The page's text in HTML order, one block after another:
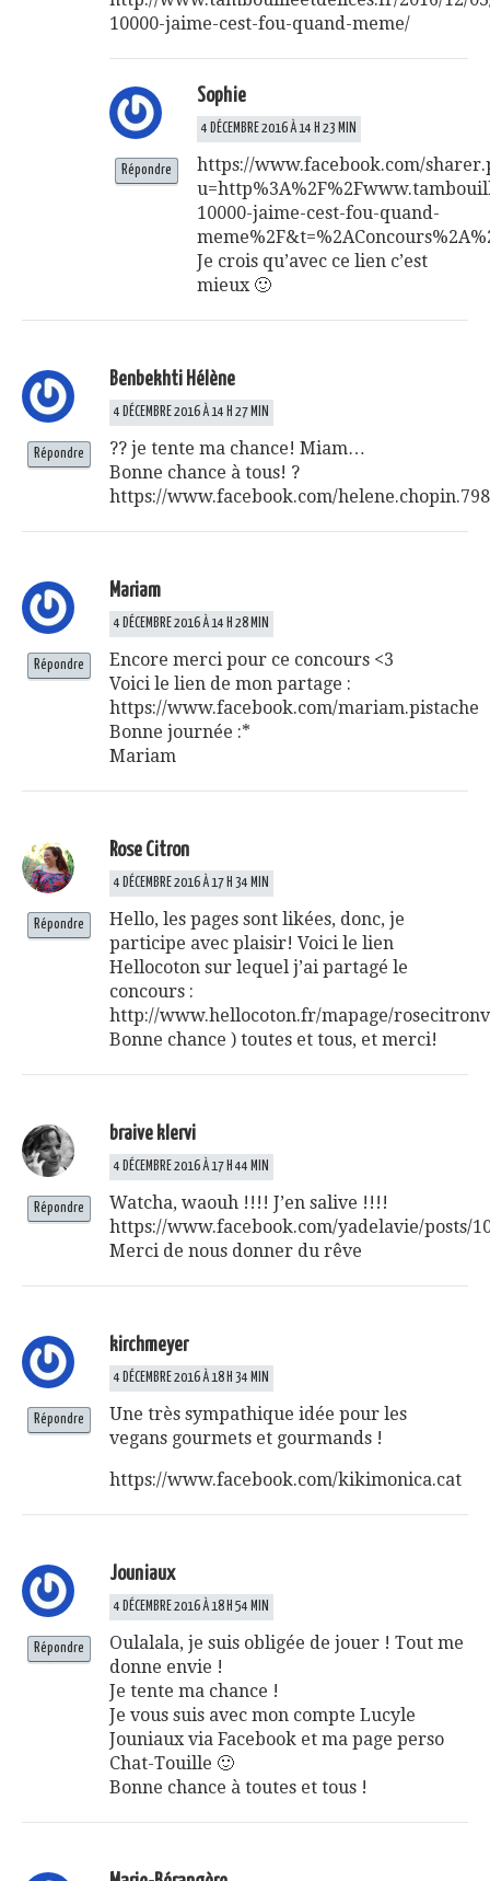
10000-jaime-cest-fou-quand-meme/
Sophie
4 DÉCEMBRE 2016 À 14 H 23 MIN
https://www.facebook.com/
10000-jaime-cest-fou-quand-
Je crois qu’avec ce lien c’est
mieux 🙂
Répondre
Benbekhti Hélène
4 DÉCEMBRE 2016 À 14 H 27 MIN
?? je tente ma chance! Miam…
Bonne chance à tous! ?
https://www.facebook.com/
Répondre
Mariam
4 DÉCEMBRE 2016 À 14 H 28 MIN
Encore merci pour ce concours <3
Voici le lien de mon partage :
https://www.facebook.com/mariam.pistache
Bonne journée :*
Mariam
Répondre
Rose Citron
4 DÉCEMBRE 2016 À 17 H 34 MIN
Hello, les pages sont likées, donc, je
participe avec plaisir! Voici le lien
Hellocoton sur lequel j’ai partagé le
concours :
http://www.hellocoton.fr/mapage/
Bonne chance ) toutes et tous, et merci!
Répondre
braive klervi
4 DÉCEMBRE 2016 À 17 H 44 MIN
Watcha, waouh !!!! J’en salive !!!!
https://www.facebook.com/yadelavie/posts/
Merci de nous donner du rêve
Répondre
kirchmeyer
4 DÉCEMBRE 2016 À 18 H 34 MIN
Une très sympathique idée pour les
vegans gourmets et gourmands !
https://www.facebook.com/kikimonica.cat
Répondre
Jouniaux
4 DÉCEMBRE 2016 À 18 H 54 MIN
Oulalala, je suis obligée de jouer ! Tout me
donne envie !
Je tente ma chance !
Je vous suis avec mon compte Lucyle
Jouniaux via Facebook et ma page perso
Chat-Touille 🙂
Bonne chance à toutes et tous !
Répondre